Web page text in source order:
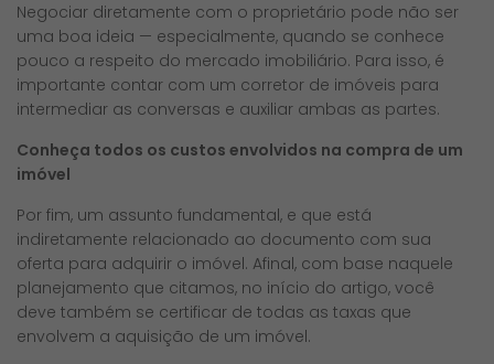
Negociar diretamente com o proprietário pode não ser
uma boa ideia — especialmente, quando se conhece
pouco a respeito do mercado imobiliário. Para isso, é
importante contar com um corretor de imóveis para
intermediar as conversas e auxiliar ambas as partes.
Conheça todos os custos envolvidos na compra de um
imóvel
Por fim, um assunto fundamental, e que está
indiretamente relacionado ao documento com sua
oferta para adquirir o imóvel. Afinal, com base naquele
planejamento que citamos, no início do artigo, você
deve também se certificar de todas as taxas que
envolvem a aquisição de um imóvel.